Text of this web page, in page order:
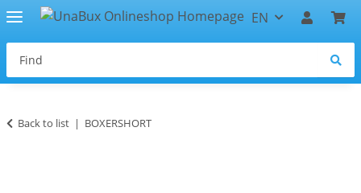
EN
Back to list BOXERSHORT